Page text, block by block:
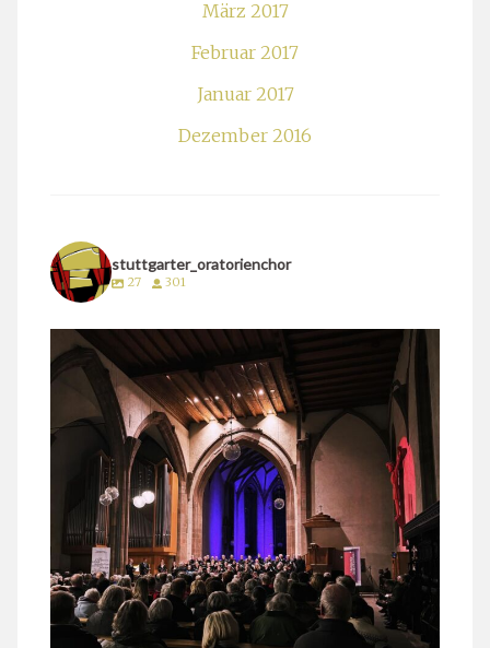
März 2017
Februar 2017
Januar 2017
Dezember 2016
stuttgarter_oratorienchor
27 301
stuttgarter_oratorienchor
März 24